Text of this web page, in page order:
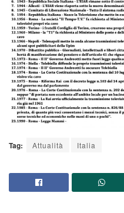
Tag: Attualità Italia